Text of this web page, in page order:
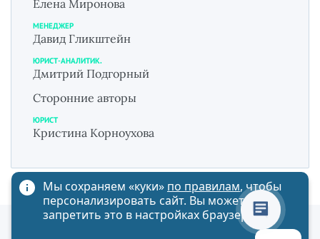
Елена Миронова
МЕНЕДЖЕР
Давид Гликштейн
ЮРИСТ-АНАЛИТИК.
Дмитрий Подгорный
Сторонние авторы
ЮРИСТ
Кристина Корноухова
Политика обработки персональных данных
Мы сохраняем «куки» по правилам, чтобы
персонализировать сайт. Вы можете
запретить это в настройках браузера